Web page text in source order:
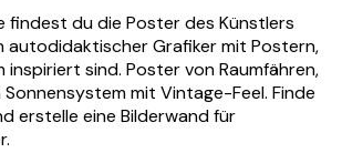
findest du die Poster des Künstlers
autodidaktischer Grafiker mit Postern,
inspiriert sind. Poster von Raumfähren,
mit Vintage-Feel. Finde
erstelle eine Bilderwand für